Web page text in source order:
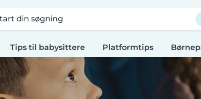
din søgning
Tips til babysittere Platformtips